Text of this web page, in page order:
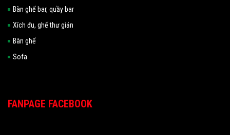
Bàn ghế bar, quầy bar
Xích đu, ghế thư giản
Bàn ghế
Sofa
FANPAGE FACEBOOK